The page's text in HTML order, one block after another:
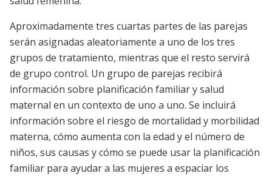
Aproximadamente tres cuartas partes de las parejas
serán asignadas aleatoriamente a uno de los tres
grupos de tratamiento, mientras que el resto servirá
de grupo control. Un grupo de parejas recibirá
información sobre planificación familiar y salud
maternal en un contexto de uno a uno. Se incluirá
información sobre el riesgo de mortalidad y morbilidad
materna, cómo aumenta con la edad y el número de
niños, sus causas y cómo se puede usar la planificación
familiar para ayudar a las mujeres a espaciar los